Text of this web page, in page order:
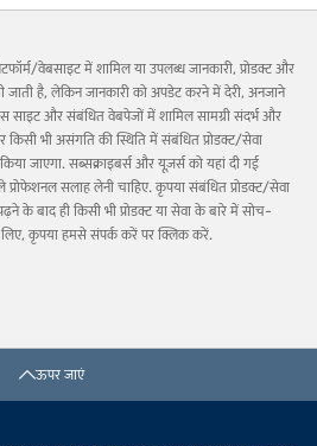
वेबसाइट में शामिल या उपलब्ध जानकारी, प्रोडक्ट और
है, लेकिन जानकारी को अपडेट करने में देरी, अनजाने
साइट और संबंधित वेबपेजों में शामिल सामग्री संदर्भ और
किसी भी असंगति की स्थिति में संबंधित प्रोडक्ट/सेवा
जाएगा. सब्सक्राइबर्स और यूज़र्स को यहां दी गई
सलाह लेनी चाहिए. कृपया संबंधित प्रोडक्ट/सेवा
के बाद ही किसी भी प्रोडक्ट या सेवा के बारे में सोच-
कृपया हमसे संपर्क करें पर क्लिक करें.
ऊपर जाएं